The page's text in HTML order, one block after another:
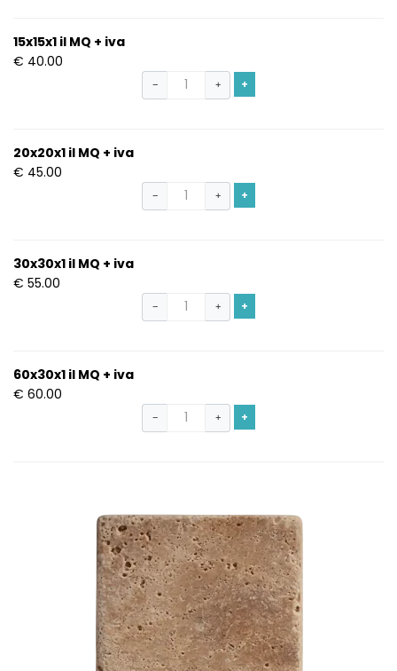
15x15x1 il MQ + iva
€ 40.00
− + +
20x20x1 il MQ + iva
€ 45.00
− + +
30x30x1 il MQ + iva
€ 55.00
− + +
60x30x1 il MQ + iva
€ 60.00
− + +